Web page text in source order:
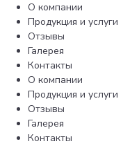
О компании
Продукция и услуги
Отзывы
Галерея
Контакты
О компании
Продукция и услуги
Отзывы
Галерея
Контакты